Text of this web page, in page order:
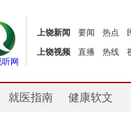
网
上饶新闻 要闻 热点
上饶视频
直播 热线
就医指南 健康软文